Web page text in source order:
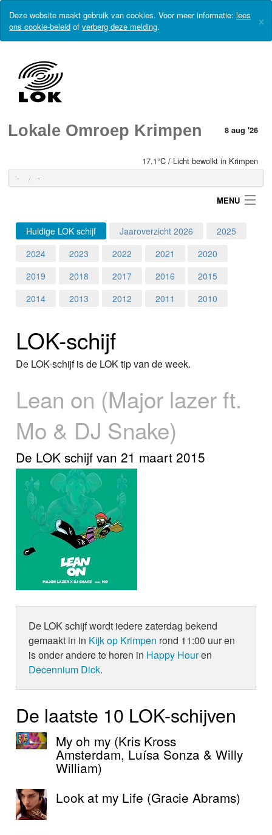
Deze website maakt gebruik van cookies. Voor meer informatie: lees
ons cookie-beleid of verberg deze melding. ×
Lokale Omroep Krimpen 8 aug '26
17.1°C / Licht bewolkt in Krimpen
- -
MENU
Login
Home
Programma's
Nieuws
Foto's
Video
Webcam
Info
Huidige LOK schijf Jaaroverzicht 2026
2025
2024
2023 2022 2021
2020
2019
2018 2017 2016
2015
2014
2013 2012 2011 2010
LOK-schijf
De LOK-schijf is de LOK tip van de week.
Lean on (Major lazer ft.
Mo & DJ Snake)
De LOK schijf van 21 maart 2015
De LOK schijf wordt iedere zaterdag bekend
gemaakt in in Kijk op Krimpen rond 11:00 uur en
is onder andere te horen in Happy Houren
Decennium Dick.
De laatste 10 LOK-schijven
My oh my (Kris Kross
Amsterdam, Luísa Sonza & Willy
William)
Look at my Life (Gracie Abrams)